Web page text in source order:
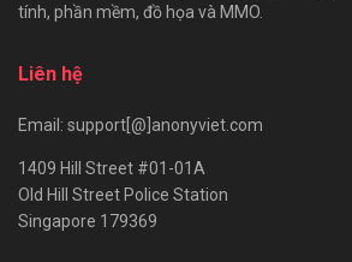
tính, phần mềm, đồ họa và MMO.
Liên hệ
Email: support[@]anonyviet.com
1409 Hill Street #01-01A
Old Hill Street Police Station
Singapore 179369